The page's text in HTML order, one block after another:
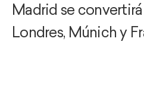
Madrid se
Londres, Múnich y